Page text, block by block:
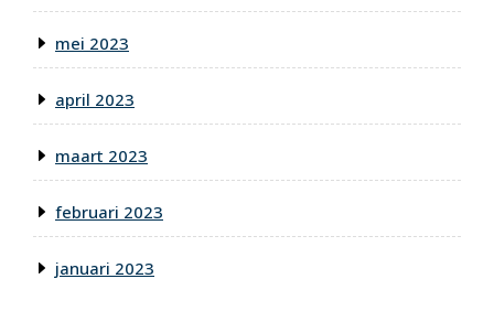
mei 2023
april 2023
maart 2023
februari 2023
januari 2023